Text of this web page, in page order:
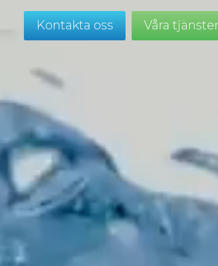
Kontakta oss Våra tjänster